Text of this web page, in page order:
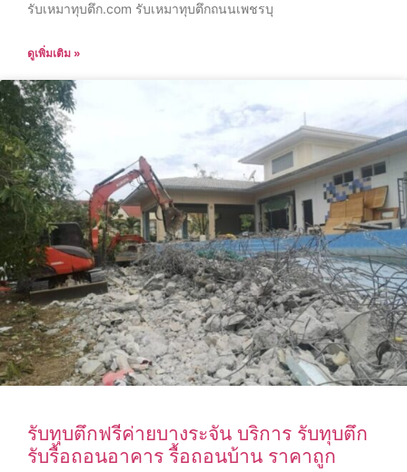
รับเหมาทุบตึก.com รับเหมาทุบตึกถนนเพชรบุ
ดูเพิ่มเติม »
รับทุบตึกฟรีค่ายบางระจัน บริการ รับทุบตึก
รับรื้อถอนอาคาร รื้อถอนบ้าน ราคาถูก